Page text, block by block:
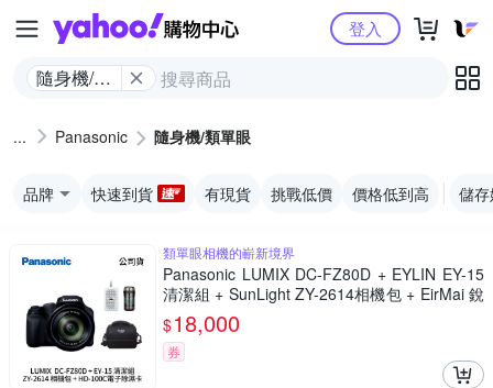
Yahoo購物中心
隨身機/類
登入
Panasonic 隨身機/類單眼
品牌 快速到貨 有現貨 挑戰低價 價格低到高 儲
類單眼相機的嶄新境界
Panasonic LUMIX DC-FZ80D + EYLIN EY-15
清潔組 + SunLight ZY-2614相機包 + EirMai 銳
瑪 HD-100C電子除濕卡 FZ80D (公司貨)
$18,000
券